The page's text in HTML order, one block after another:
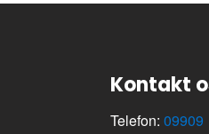
Kontakt
Telefon: 09909